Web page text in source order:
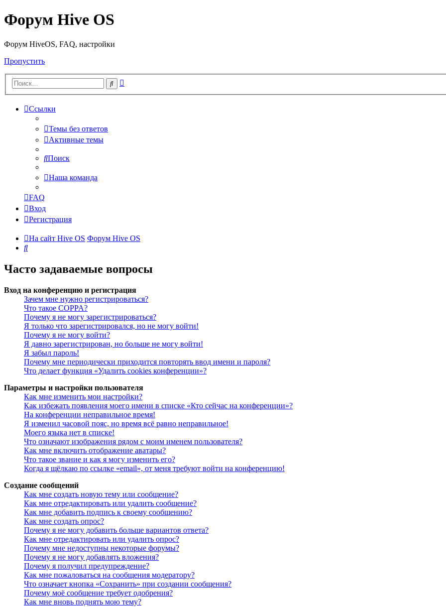
Форум Hive OS
Форум HiveOS, FAQ, настройки
Пропустить
Поиск
Ссылки
Темы без ответов
Активные темы
Поиск
Наша команда
FAQ
Вход
Регистрация
На сайт Hive OS Форум Hive OS
Поиск
Часто задаваемые вопросы
Вход на конференцию и регистрация
Зачем мне нужно регистрироваться?
Что такое COPPA?
Почему я не могу зарегистрироваться?
Я только что зарегистрировался, но не могу войти!
Почему я не могу войти?
Я давно зарегистрирован, но больше не могу войти!
Я забыл пароль!
Почему мне периодически приходится повторять ввод имени и пароля?
Что делает функция «Удалить cookies конференции»?
Параметры и настройки пользователя
Как мне изменить мои настройки?
Как избежать появления моего имени в списке «Кто сейчас на конференции»?
На конференции неправильное время!
Я изменил часовой пояс, но время всё равно неправильное!
Моего языка нет в списке!
Что означают изображения рядом с моим именем пользователя?
Как мне включить отображение аватары?
Что такое звание и как я могу изменить его?
Когда я щёлкаю по ссылке «email», от меня требуют войти на конференцию!
Создание сообщений
Как мне создать новую тему или сообщение?
Как мне отредактировать или удалить сообщение?
Как мне добавить подпись к своему сообщению?
Как мне создать опрос?
Почему я не могу добавить больше вариантов ответа?
Как мне отредактировать или удалить опрос?
Почему мне недоступны некоторые форумы?
Почему я не могу добавлять вложения?
Почему я получил предупреждение?
Как мне пожаловаться на сообщения модератору?
Что означает кнопка «Сохранить» при создании сообщения?
Почему моё сообщение требует одобрения?
Как мне вновь поднять мою тему?